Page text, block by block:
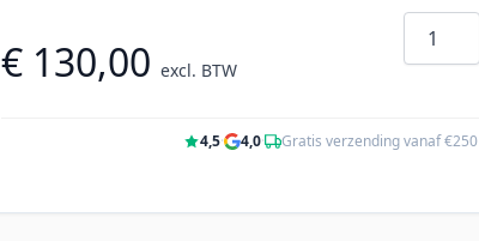
€ 130,00 excl. BTW
Aantal
4,5· 4,0· Gratis verzending vanaf €250